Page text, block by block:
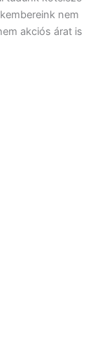
nem
akciós árat is